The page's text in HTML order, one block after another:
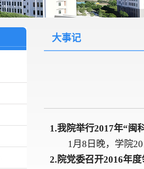
大事记
1.我院举行2017年“闽
1月8日晚，学院
2.院党委召开2016年